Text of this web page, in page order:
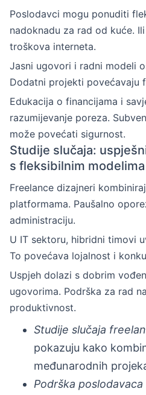
Poslodavci mogu ponuditi
nadoknadu za rad od kuće.
troškova interneta.
Jasni ugovori i radni modeli
Dodatni projekti povećavaju
Edukacija o financijama i
razumijevanje poreza.
može povećati sigurnost.
Studije slučaja:
s fleksibilnim
Freelance dizajneri
platformama. Paušalno
administraciju.
U IT sektoru, hibridni timovi
To povećava lojalnost i
Uspjeh dolazi s dobrim
ugovorima. Podrška za rad
produktivnost.
Studije slučaja
pokazuju kako
međunarodnih
Podrška